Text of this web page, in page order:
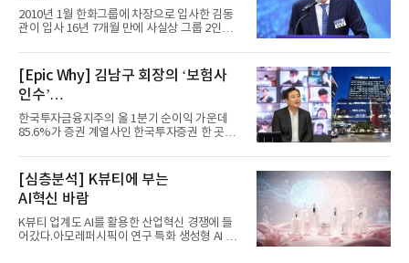
입사 16년 만에 수석부회장 … 경영승
계 ‘초읽기’
2010년 1월 한화그룹에 차장으로 입사한 김동
관이 입사 16년 7개월 만에 사실상 그룹 2인자
[Epic Why] 김남구 회장의 ‘보험사
인수’
발걸음이 신중해진 배경은?
한국투자금융지주의 올 1분기 순이익 가운데
85.6%가 증권 계열사인 한국투자증권 한 곳에
[심층분석] K뷰티에 부는
AI혁신 바람
K뷰티 업계도 AI를 활용한 산업혁신 경쟁에 들
어갔다.아모레퍼시픽이 연구 특화 생성형 AI 플